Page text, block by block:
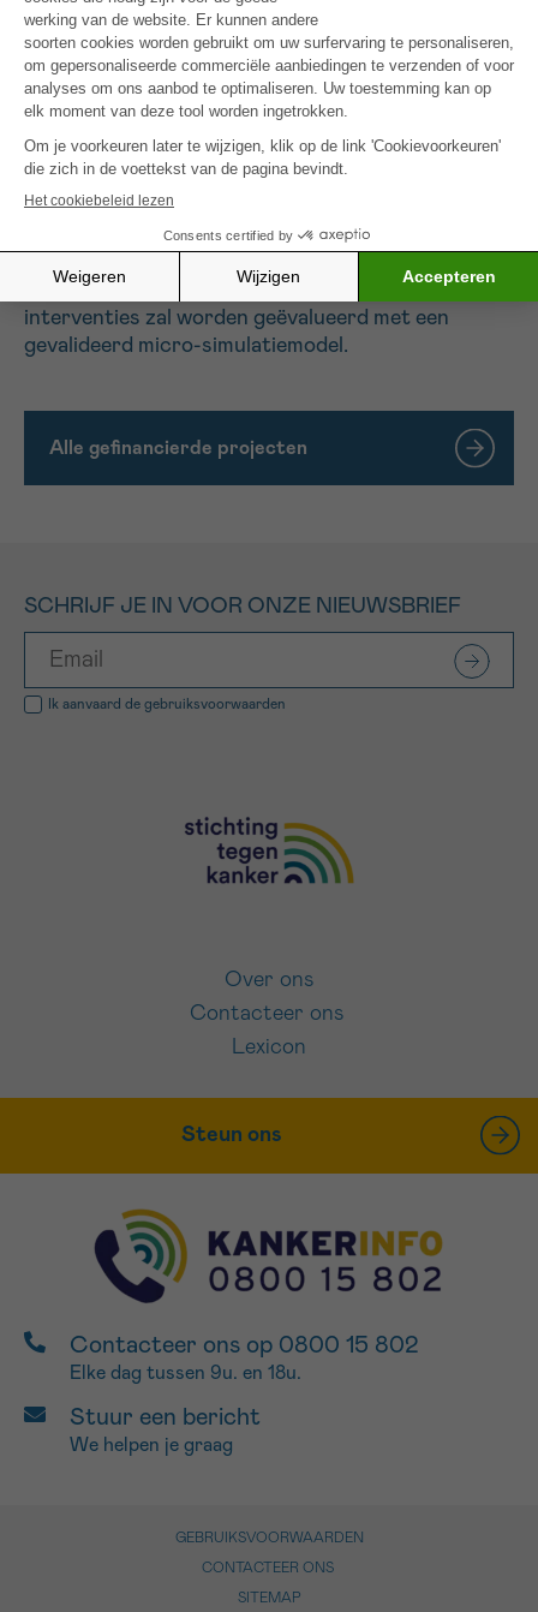
wegens het gebrek aan bewijs voor de
kosteneffectiviteit van de reminders. Voor dit
project zal een herinnering worden ontwikkeld die
op maat gemaakt is om de misvatting over BKSP
aan te pakken. Vrouwen met een laag SES die niet
op hun laatste uitnodiging hebben gereageerd,
zullen de herinnering per post ontvangen. Kennis,
houding ten opzichte van BKSP, en deelname aan
BKSP zullen gemeten worden met een gevalideerde
over cohort studie. De kosten-effectiviteit van de
interventies zal worden geëvalueerd met een
gevalideerd micro-simulatiemodel.
Alle gefinancierde projecten
SCHRIJF JE IN VOOR ONZE NIEUWSBRIEF
Ik aanvaard de gebruiksvoorwaarden
Over ons
Contacteer ons
Lexicon
Steun ons
Contacteer ons op 0800 15 802
Elke dag tussen 9u. en 18u.
Stuur een bericht
We helpen je graag
GEBRUIKSVOORWAARDEN
CONTACTEER ONS
SITEMAP